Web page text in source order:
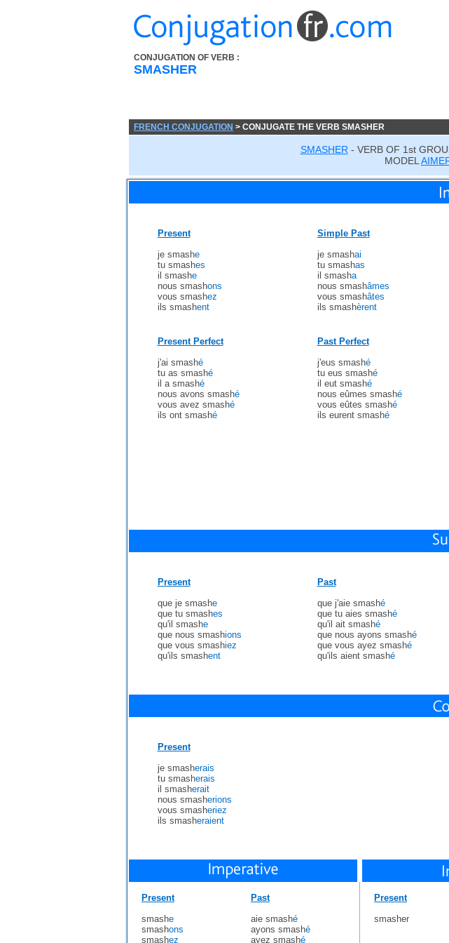
CONJUGATION OF VERB :
SMASHER
FRENCH CONJUGATION > CONJUGATE THE VERB SMASHER
SMASHER - VERB OF 1st
MODEL
Present
je smashe
tu smashes
il smashe
nous smashons
vous smashez
ils smashent
Simple Past
je smashai
tu smashas
il smasha
nous smashâmes
vous smashâtes
ils smashèrent
Present Perfect
j'ai smashé
tu as smashé
il a smashé
nous avons smashé
vous avez smashé
ils ont smashé
Past Perfect
j'eus smashé
tu eus smashé
il eut smashé
nous eûmes smashé
vous eûtes smashé
ils eurent smashé
Present
que je smashe
que tu smashes
qu'il smashe
que nous smashions
que vous smashiez
qu'ils smashent
Past
que j'aie smashé
que tu aies smashé
qu'il ait smashé
que nous ayons smashé
que vous ayez smashé
qu'ils aient smashé
Present
je smasherais
tu smasherais
il smasherait
nous smasherions
vous smasheriez
ils smasheraient
Present
smashe
smashons
smashez
Past
aie smashé
ayons smashé
ayez smashé
Present
smasher